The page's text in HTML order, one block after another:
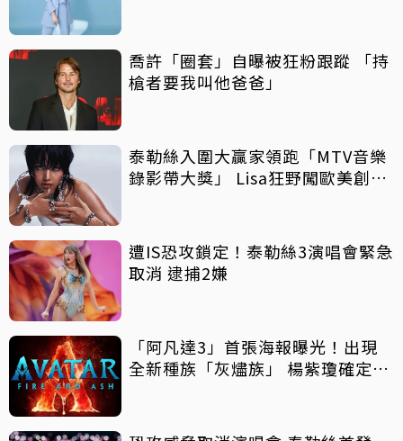
喬許「圈套」自曝被狂粉跟蹤 「持
槍者要我叫他爸爸」
泰勒絲入圍大贏家領跑「MTV音樂
錄影帶大獎」 Lisa狂野闖歐美創佳
遭IS恐攻鎖定！泰勒絲3演唱會緊急
取消 逮捕2嫌
「阿凡達3」首張海報曝光！出現
全新種族「灰燼族」 楊紫瓊確定加